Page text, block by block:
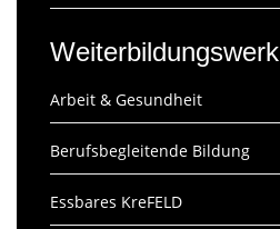
Weiterbildungswerk
Arbeit & Gesundheit
Berufsbegleitende Bildung
Essbares KreFELD